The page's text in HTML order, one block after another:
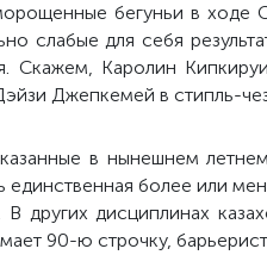
бегуньи в ходе
слабые для себя
Скажем, Каролин
Джепкемей в стипль-
в нынешнем
более или
других дисциплинах
90-ю строчку,